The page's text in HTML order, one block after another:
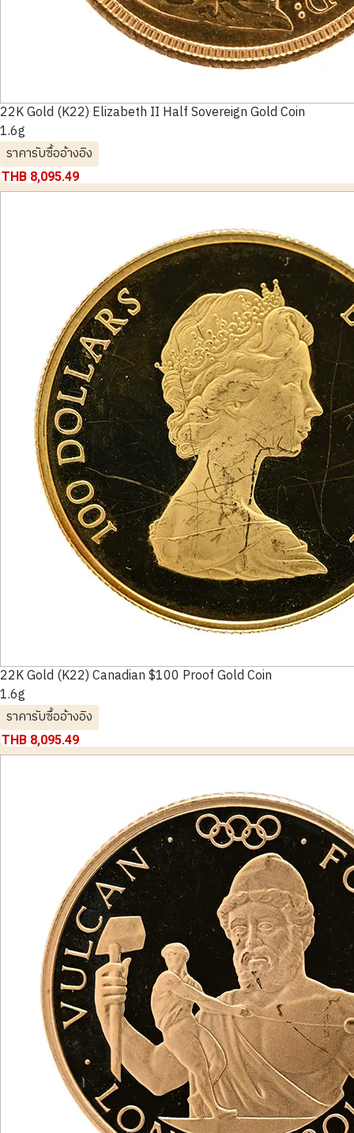
22K Gold (K22) Elizabeth II Half Sovereign Gold Coin
1.6g
ราคารับซื้ออ้างอิง
THB 8,095.49
22K Gold (K22) Canadian $100 Proof Gold Coin
1.6g
ราคารับซื้ออ้างอิง
THB 8,095.49